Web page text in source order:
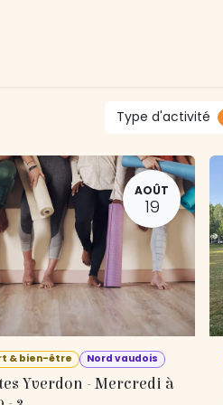
Type d'activité
AOÛT
19
& bien-être Nord vaudois
Yverdon - Mercredi à